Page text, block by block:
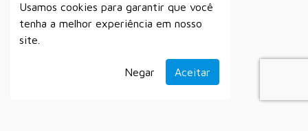
Usamos cookies para garantir que você
tenha a melhor experiência em nosso
site.
Negar Aceitar